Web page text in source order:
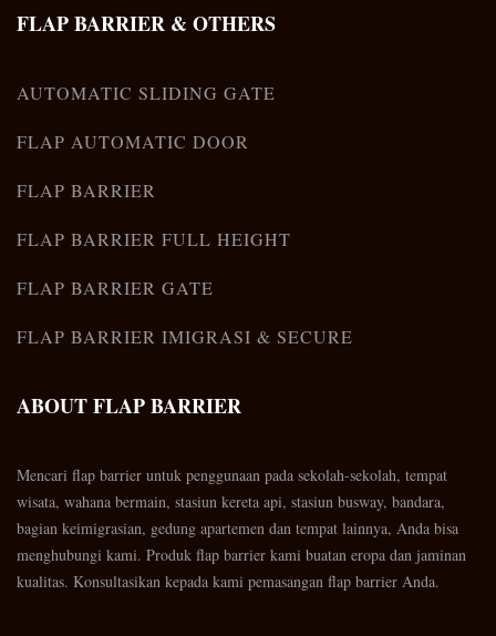
FLAP BARRIER & OTHERS
AUTOMATIC SLIDING GATE
FLAP AUTOMATIC DOOR
FLAP BARRIER
FLAP BARRIER FULL HEIGHT
FLAP BARRIER GATE
FLAP BARRIER IMIGRASI & SECURE
ABOUT FLAP BARRIER
Mencari flap barrier untuk penggunaan pada sekolah-sekolah, tempat
wisata, wahana bermain, stasiun kereta api, stasiun busway, bandara,
bagian keimigrasian, gedung apartemen dan tempat lainnya, Anda bisa
menghubungi kami. Produk flap barrier kami buatan eropa dan jaminan
kualitas. Konsultasikan kepada kami pemasangan flap barrier Anda.